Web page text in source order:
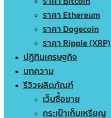
ราคา Ethereum
ราคา Dogecoin
ราคา Ripple (XRP)
ปฏิทินเศรษฐกิจ
บทความ
รีวิวผลิตภัณฑ์
เว็บซื้อขาย
กระเป๋าเก็บเหรียญ